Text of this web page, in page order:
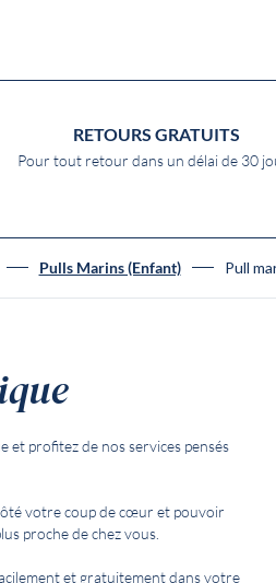
RETOURS GRATUITS
Pour tout retour dans un délai de 30
Pulls Marins (Enfant) Pull
et profitez de nos services pensés
votre coup de cœur et pouvoir
proche de chez vous.
et gratuitement dans votre